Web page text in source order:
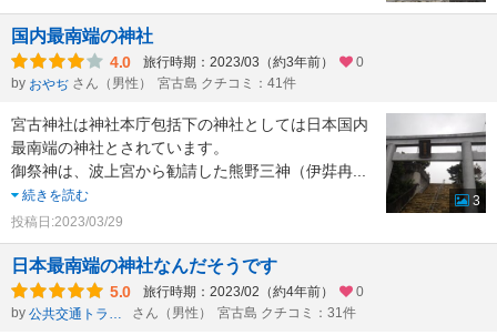
国内最南端の神社
4.0 旅行時期：2023/03（約3年前）
0
by おやぢ さん（男性） 宮古島 クチコミ：41件
宮古神社は神社本庁包括下の神社としては日本国内
最南端の神社とされています。
御祭神は、波上宮から勧請した熊野三神（伊弉冉
続きを読む
投稿日:2023/03/29
3
日本最南端の神社なんだそうです
5.0 旅行時期：2023/02（約4年前）
0
by
公共交通トラベラーken さん（男性） 宮古島 クチコミ：31件